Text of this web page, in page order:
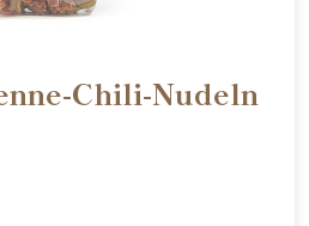
Chili-Nudeln